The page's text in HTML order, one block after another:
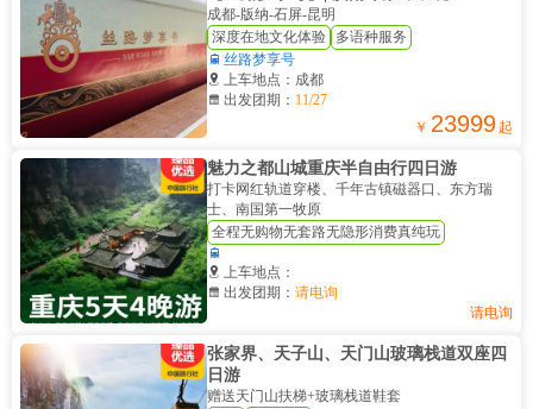
成都-版纳-石屏-昆明
深度在地文化体验
多语种服务
 丝路梦享号
 上车地点：成都
 出发团期： 11/27
￥ 23999 起
魅力之都山城重庆半自由行四日游
打卡网红轨道穿楼、千年古镇磁器口、东方瑞
士、南国第一牧原
全程无购物无套路无隐形消费真纯玩

 上车地点：
 出发团期：请电询
请电询
张家界、天子山、天门山玻璃栈道双座四
日游
赠送天门山扶梯+玻璃栈道鞋套